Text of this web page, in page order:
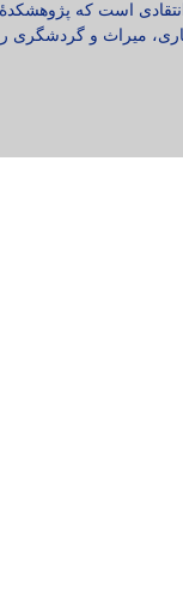
است که
میراث و گردشگری